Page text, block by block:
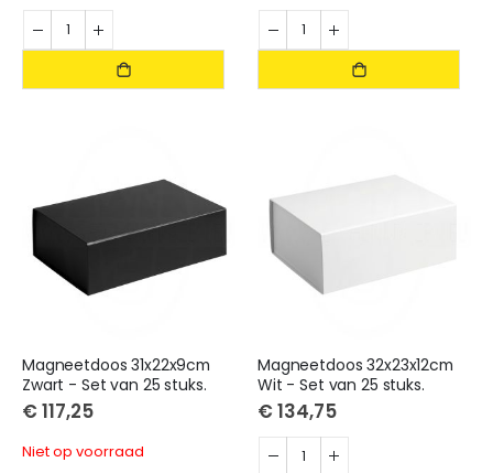
Magneetdoos 31x22x9cm
Zwart - Set van 25 stuks.
€ 117,25
Niet op voorraad
Magneetdoos 32x23x12cm
Wit - Set van 25 stuks.
€ 134,75